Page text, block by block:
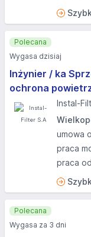
Inżynier / ka
ochrona
Instal-
umowa
praca
praca
Polecana
Wygasa dzisiaj
Polecana
Wygasa za 3 dni